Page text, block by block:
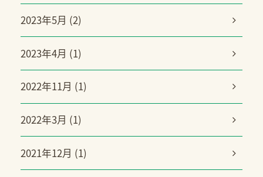
2023年5月 (2)
2023年4月 (1)
2022年11月 (1)
2022年3月 (1)
2021年12月 (1)